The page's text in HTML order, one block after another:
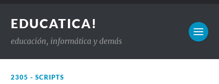
EDUCATICA!
educación, informática y demás
2305 - SCRIPTS